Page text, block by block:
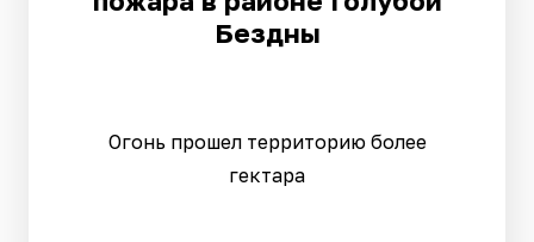
Бездны
Огонь прошел территорию более
гектара